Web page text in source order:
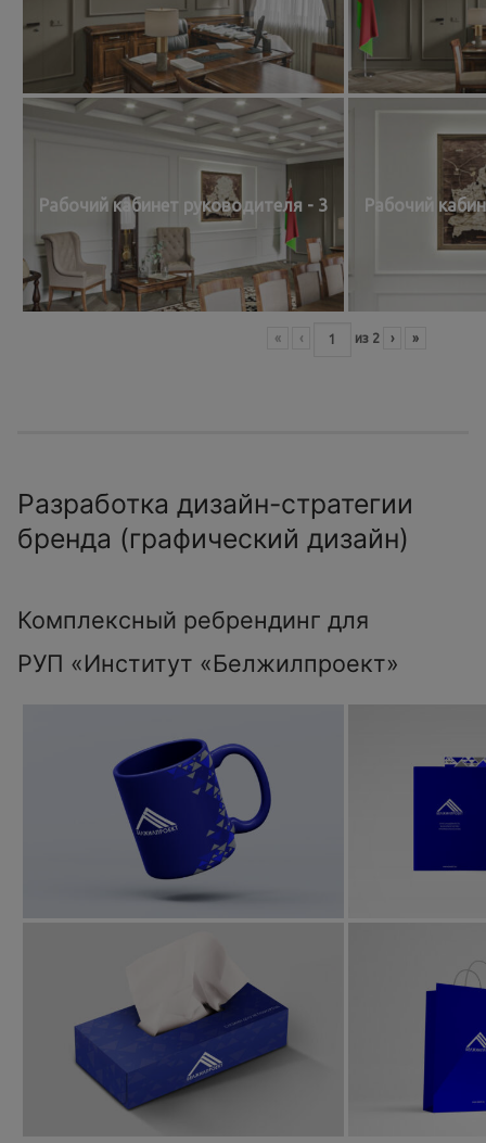
Рабочий кабинет руководителя - 3 Рабочий
« ‹ из 2 › »
Разработка дизайн-стратегии
бренда (графический дизайн)
Комплексный ребрендинг для
РУП «Институт «Белжилпроект»